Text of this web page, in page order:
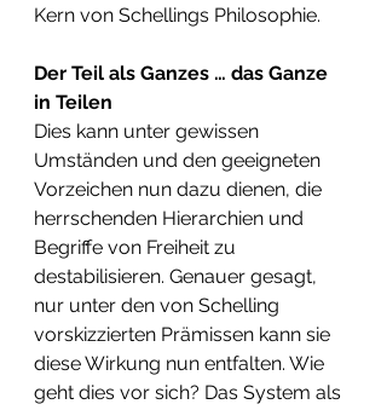
Kern von Schellings Philosophie.
Der Teil als Ganzes … das Ganze
in Teilen
Dies kann unter gewissen
Umständen und den geeigneten
Vorzeichen nun dazu dienen, die
herrschenden Hierarchien und
Begriffe von Freiheit zu
destabilisieren. Genauer gesagt,
nur unter den von Schelling
vorskizzierten Prämissen kann sie
diese Wirkung nun entfalten. Wie
geht dies vor sich? Das System als